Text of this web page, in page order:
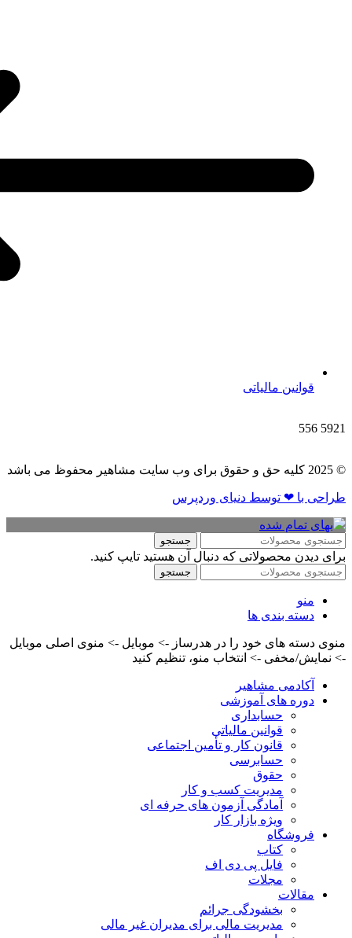
قوانین مالیاتی
5921
556
© 2025 کلیه حق و حقوق برای وب سایت مشاهیر محفوظ می باشد
طراحی با ❤ توسط​ دنیای وردپرس
جستجو
برای دیدن محصولاتی که دنبال آن هستید تایپ کنید.
جستجو
منو
دسته بندی ها
منوی دسته های خود را در هدرساز -> موبایل -> منوی اصلی موبایل
-> نمایش/مخفی -> انتخاب منو، تنظیم کنید
آکادمی مشاهیر
دوره های آموزشی
حسابداری
قوانین مالیاتی
قانون کار و تأمین اجتماعی
حسابرسی
حقوق
مدیریت کسب و کار
آمادگی آزمون های حرفه ای
ویژه بازار کار
فروشگاه
کتاب
فایل پی دی اف
مجلات
مقالات
بخشودگی جرائم
مدیریت مالی برای مدیران غیر مالی